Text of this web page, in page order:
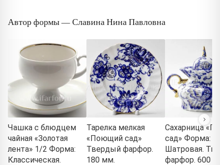
Автор формы — Славина Нина Павловна
Чашка с блюдцем
чайная «Золотая
лента» 1/2 Форма:
Классическая.
Тарелка мелкая
«Поющий сад»
Твердый фарфор.
180 мм.
Сахарница
сад» Форма:
Шатровая.
фарфор. 600